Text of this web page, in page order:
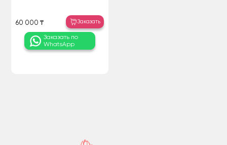
60 000 ₸ Заказать
Заказать по
WhatsApp